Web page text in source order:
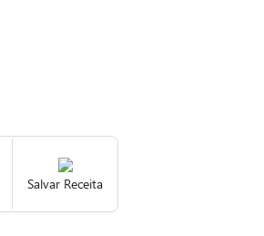
Salvar Receita